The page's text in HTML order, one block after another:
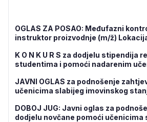
OGLAS ZA POSAO: Međufazni
instruktor proizvodnje (m/ž)
K O N K U R S za dodjelu stipendija
studentima i pomoći nadarenim
JAVNI OGLAS za podnošenje
učenicima slabijeg imovinskog
DOBOJ JUG: Javni oglas za
dodjelu novčane pomoći učenicima